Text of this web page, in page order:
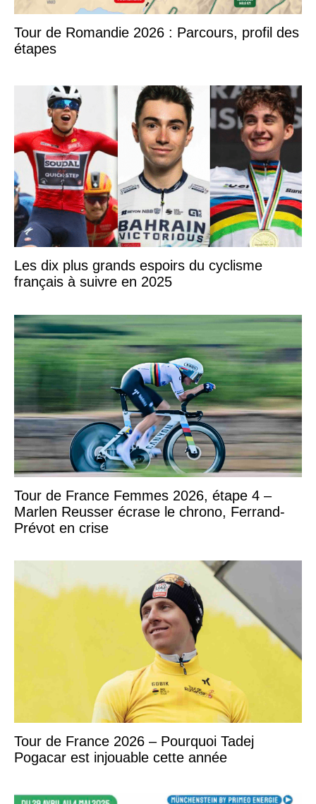
Tour de Romandie 2026 : Parcours, profil des
étapes
Les dix plus grands espoirs du cyclisme
français à suivre en 2025
Tour de France Femmes 2026, étape 4 –
Marlen Reusser écrase le chrono, Ferrand-
Prévot en crise
Tour de France 2026 – Pourquoi Tadej
Pogacar est injouable cette année